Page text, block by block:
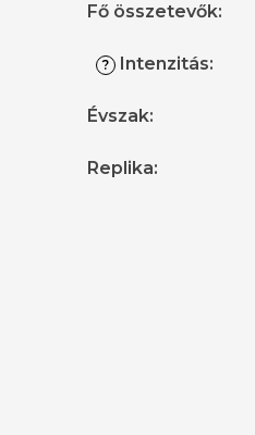
Fő összetevők:
? Intenzitás:
Évszak:
Replika: